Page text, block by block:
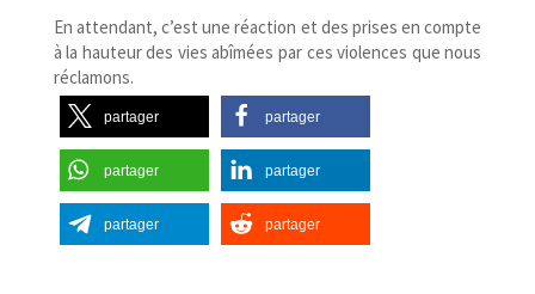
En attendant, c’est une réaction et des prises en compte
à la hauteur des vies abîmées par ces violences que nous
réclamons.
partager partager
partager partager
partager partager